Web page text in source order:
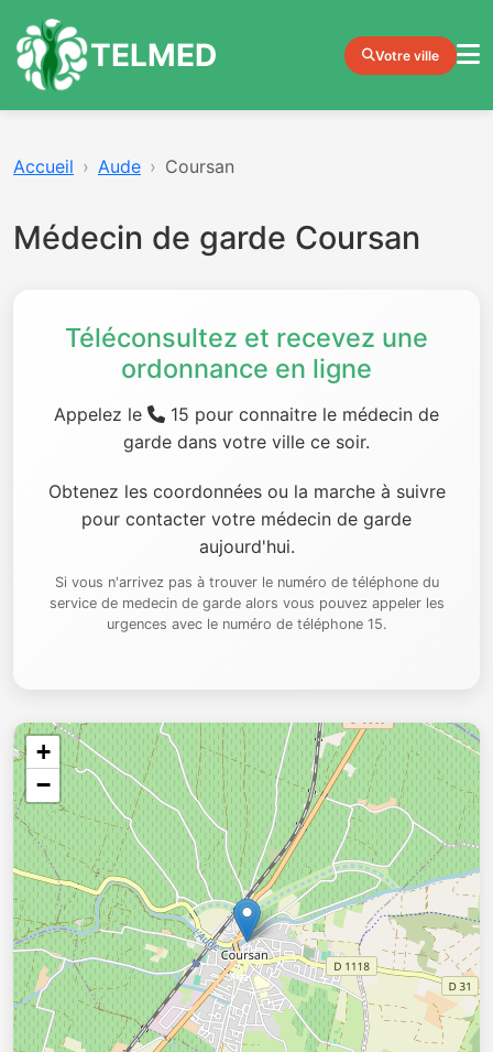
TELMED Votre ville
Accueil Aude Coursan
Médecin de garde Coursan
Téléconsultez et recevez une
ordonnance en ligne
Appelez le
15 pour connaitre le médecin de
garde dans votre ville ce soir.
Obtenez les coordonnées ou la marche à suivre
pour contacter votre médecin de garde
aujourd'hui.
Si vous n'arrivez pas à trouver le numéro de téléphone du
service de medecin de garde alors vous pouvez appeler les
urgences avec le numéro de téléphone 15.
+
−